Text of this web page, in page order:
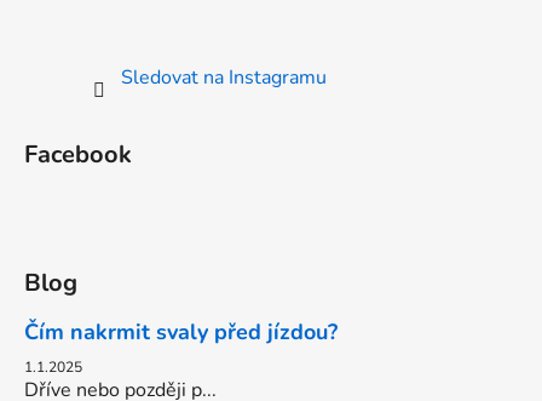
Sledovat na Instagramu
Facebook
Blog
Čím nakrmit svaly před jízdou?
1.1.2025
Dříve nebo později p...